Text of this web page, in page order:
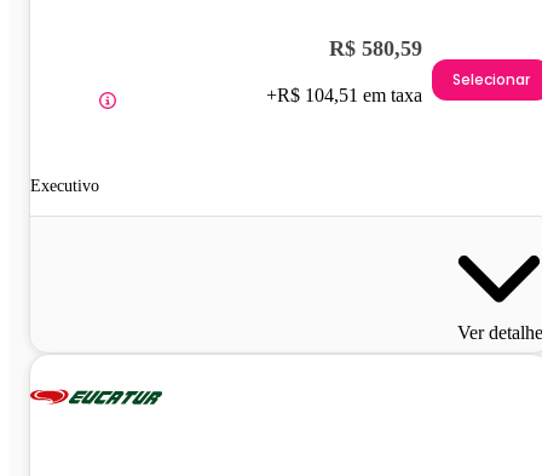
Executivo
R$ 580,59
+R$ 104,51 em taxa
Selecionar
Ver